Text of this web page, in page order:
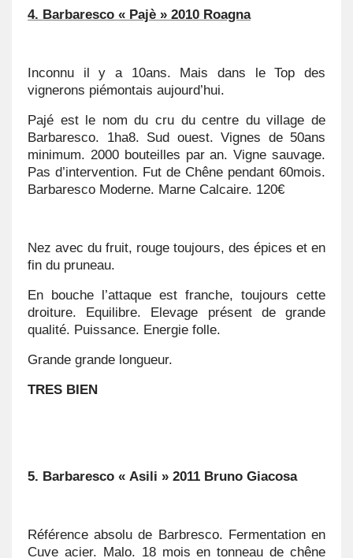
4. Barbaresco « Pajè » 2010 Roagna
Inconnu il y a 10ans. Mais dans le Top des
vignerons piémontais aujourd’hui.
Pajé est le nom du cru du centre du village de
Barbaresco. 1ha8. Sud ouest. Vignes de 50ans
minimum. 2000 bouteilles par an. Vigne sauvage.
Pas d’intervention. Fut de Chêne pendant 60mois.
Barbaresco Moderne. Marne Calcaire. 120€
Nez avec du fruit, rouge toujours, des épices et en
fin du pruneau.
En bouche l’attaque est franche, toujours cette
droiture. Equilibre. Elevage présent de grande
qualité. Puissance. Energie folle.
Grande grande longueur.
TRES BIEN
5. Barbaresco « Asili » 2011 Bruno Giacosa
Référence absolu de Barbresco. Fermentation en
Cuve acier. Malo. 18 mois en tonneau de chêne